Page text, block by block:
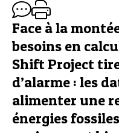
Face à la
besoins en
Shift Project
d’alarme : les
alimenter une
énergies